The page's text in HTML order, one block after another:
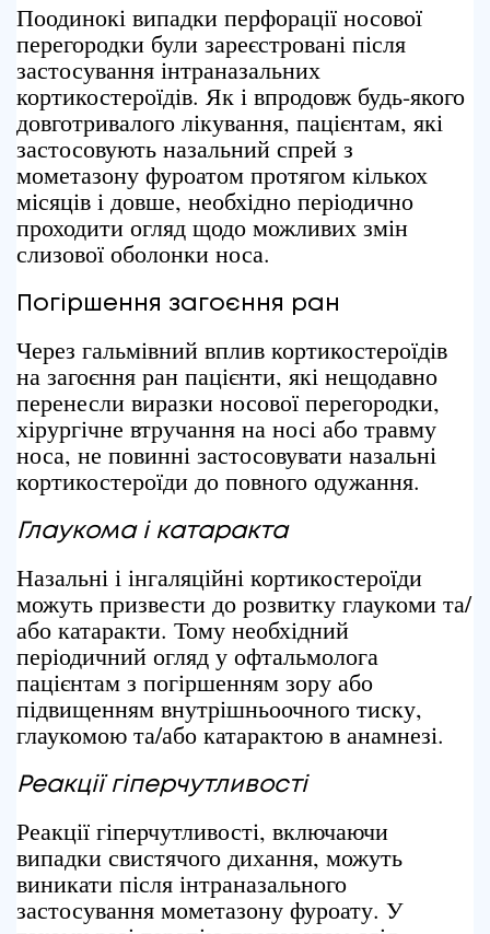
Поодинокі випадки перфорації носової
перегородки були зареєстровані після
застосування інтраназальних
кортикостероїдів. Як і впродовж будь-якого
довготривалого лікування, пацієнтам, які
застосовують назальний спрей з
мометазону фуроатом протягом кількох
місяців і довше, необхідно періодично
проходити огляд щодо можливих змін
слизової оболонки носа.
Погіршення загоєння ран
Через гальмівний вплив кортикостероїдів
на загоєння ран пацієнти, які нещодавно
перенесли виразки носової перегородки,
хірургічне втручання на носі або травму
носа, не повинні застосовувати назальні
кортикостероїди до повного одужання.
Глаукома і катаракта
Назальні і інгаляційні кортикостероїди
можуть призвести до розвитку глаукоми та/
або катаракти. Тому необхідний
періодичний огляд у офтальмолога
пацієнтам з погіршенням зору або
підвищенням внутрішньоочного тиску,
глаукомою та/або катарактою в анамнезі.
Реакції гіперчутливості
Реакції гіперчутливості, включаючи
випадки свистячого дихання, можуть
виникати після інтраназального
застосування мометазону фуроату. У